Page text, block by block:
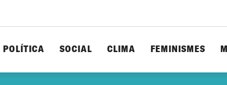
POLÍTICA SOCIAL CLIMA FEMINISMES